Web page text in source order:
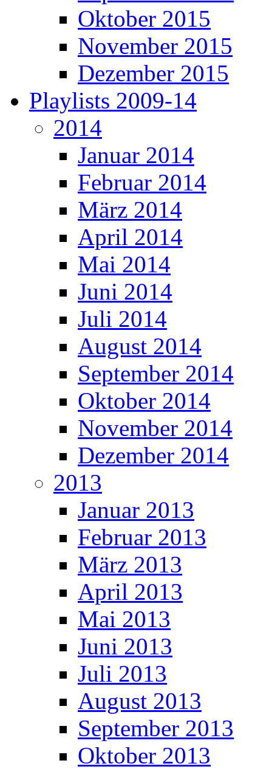
Oktober 2015
November 2015
Dezember 2015
Playlists 2009-14
2014
Januar 2014
Februar 2014
März 2014
April 2014
Mai 2014
Juni 2014
Juli 2014
August 2014
September 2014
Oktober 2014
November 2014
Dezember 2014
2013
Januar 2013
Februar 2013
März 2013
April 2013
Mai 2013
Juni 2013
Juli 2013
August 2013
September 2013
Oktober 2013